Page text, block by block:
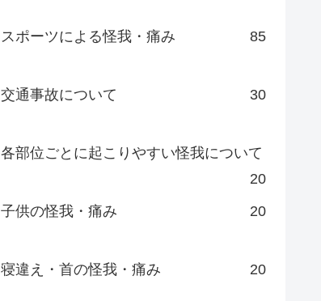
スポーツによる怪我・痛み 85
交通事故について 30
各部位ごとに起こりやすい怪我について
20
子供の怪我・痛み
20
寝違え・首の怪我・痛み 20